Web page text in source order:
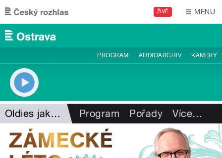
Přejít k hlavnímu obsahu
ŽIVĚ MENU
PROGRAM AUDIOARCHIV KAMERY
Oldies jako na dlani Program Pořady Více…